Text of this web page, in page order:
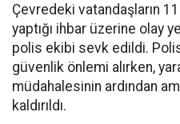
Çevredeki vatandaşların
yaptığı ihbar üzerine olay
polis ekibi sevk edildi.
güvenlik önlemi alırken,
müdahalesinin ardından
kaldırıldı.